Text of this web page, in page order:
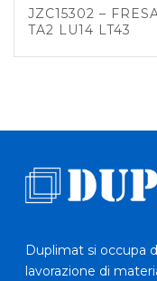
JZC15302 –
TA2 LU14 LT43
Duplimat si occupa
lavorazione di